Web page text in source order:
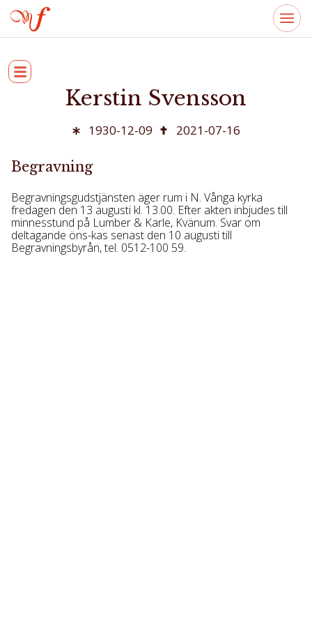
Kerstin Svensson
1930-12-09 2021-07-16
Begravning
Begravningsgudstjänsten äger rum i N. Vånga kyrka
fredagen den 13 augusti kl. 13.00. Efter akten inbjudes till
minnesstund på Lumber & Karle, Kvänum. Svar om
deltagande öns-kas senast den 10 augusti till
Begravningsbyrån, tel. 0512-100 59.